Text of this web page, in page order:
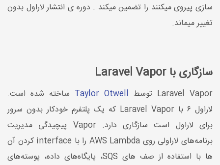
سازی پیروی میکنند را تضمین میکند . دوره ی انتشار لاراول بدون
تغییر میماند.
سازگاری با Laravel Vapor
Laravel Vapor توسط Taylor Otwell ساخته شده است.
لاراول ۶ با Laravel Vapor که یک پلتفرم خودکار بدون سرور
برای لاراول است سازگاری دارد. Vapor پیچیدگی مدیریت
برنامه‌های لاراولی روی AWS Lambda را با interface کردن آن
ها با استفاده از صف های SQS، پایگاه‌های داده، پوسته‌های